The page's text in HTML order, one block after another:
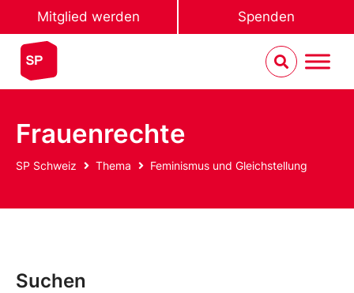
Mitglied werden Spenden
Frauenrechte
SP Schweiz Thema Feminismus und Gleichstellung
Suchen